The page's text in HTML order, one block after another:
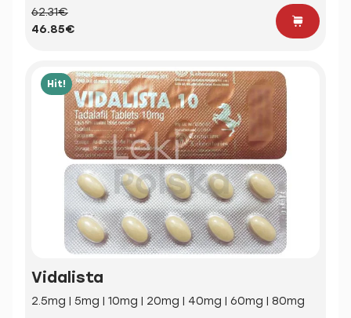
62.31€
46.85€
Hit!
Vidalista
2.5mg | 5mg | 10mg | 20mg | 40mg | 60mg | 80mg